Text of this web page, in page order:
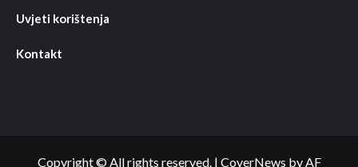
Uvjeti korištenja
Kontakt
Copyright © All rights reserved. | CoverNews by AF